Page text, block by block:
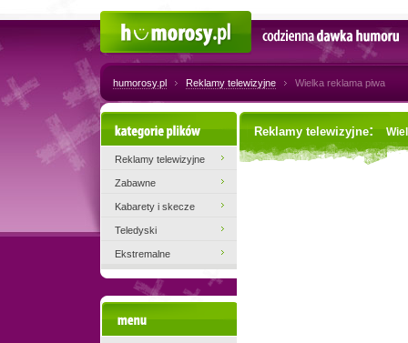
Codzienna dawka humoru
humorosy.pl Reklamy telewizyjne Wielka reklama piwa
Reklamy telewizyjne:
Kategorie plików
Reklamy telewizyjne
Zabawne
Kabarety i skecze
Teledyski
Ekstremalne